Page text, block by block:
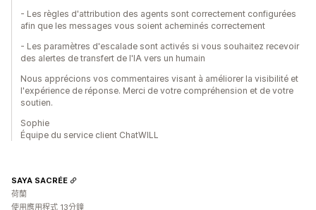
- Les règles d'attribution des agents sont correctement configurées
afin que les messages vous soient acheminés correctement
- Les paramètres d'escalade sont activés si vous souhaitez recevoir
des alertes de transfert de l'IA vers un humain
Nous apprécions vos commentaires visant à améliorer la visibilité et
l'expérience de réponse. Merci de votre compréhension et de votre
soutien.
Sophie
Équipe du service client ChatWILL
SAYA SACRÉE
荷蘭
使用應用程式 13分鐘